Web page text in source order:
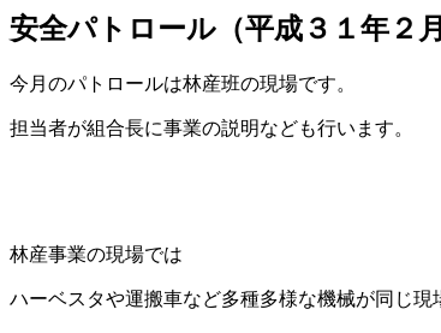
安全パトロール（平成３１年２月
今月のパトロールは林産班の現場です。
担当者が組合長に事業の説明なども行います。
林産事業の現場では
ハーベスタや運搬車など多種多様な機械が同じ現